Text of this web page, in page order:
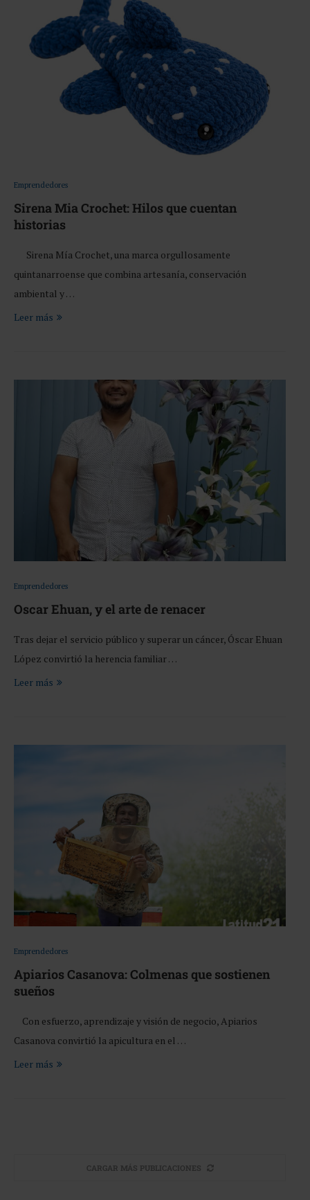
Emprendedores
Sirena Mia Crochet: Hilos que cuentan
historias
Sirena Mía Crochet, una marca orgullosamente
quintanarroense que combina artesanía, conservación
ambiental y …
Leer más
Emprendedores
Oscar Ehuan, y el arte de renacer
Tras dejar el servicio público y superar un cáncer, Óscar Ehuan
López convirtió la herencia familiar …
Leer más
Emprendedores
Apiarios Casanova: Colmenas que sostienen
sueños
Con esfuerzo, aprendizaje y visión de negocio, Apiarios
Casanova convirtió la apicultura en el …
Leer más
CARGAR MÁS PUBLICACIONES